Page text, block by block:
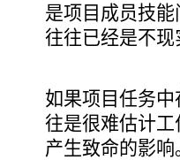
是项目成员技
往往已经是不现
如果项目任务
往是很难估计
产生致命的影